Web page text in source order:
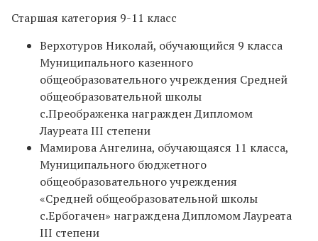
Старшая категория 9-11 класс
Верхотуров Николай, обучающийся 9 класса
Муниципального казенного
общеобразовательного учреждения Средней
общеобразовательной школы
с.Преображенка награжден Дипломом
Лауреата III степени
Мамирова Ангелина, обучающаяся 11 класса,
Муниципального бюджетного
общеобразовательного учреждения
«Средней общеобразовательной школы
с.Ербогачен» награждена Дипломом Лауреата
III степени